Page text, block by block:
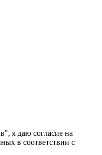
я даю согласие на
в соответствии с